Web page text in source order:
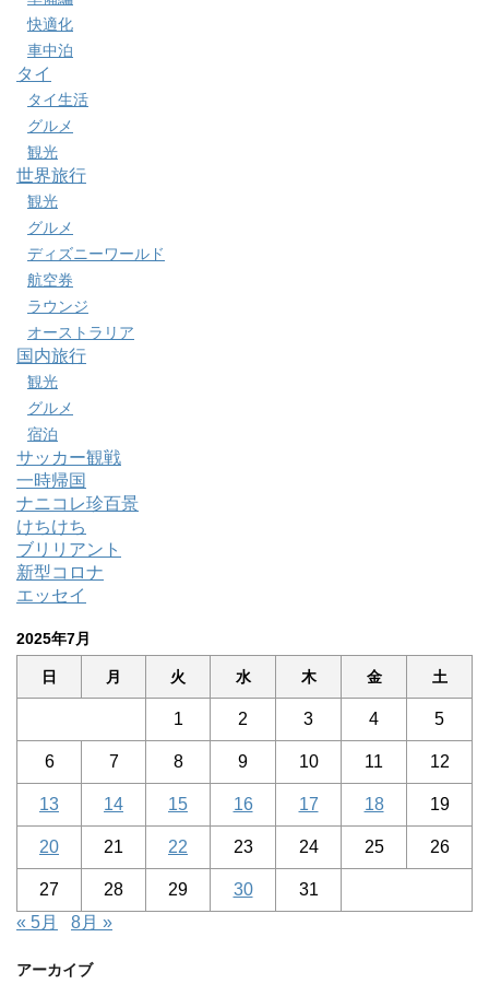
快適化
車中泊
タイ
タイ生活
グルメ
観光
世界旅行
観光
グルメ
ディズニーワールド
航空券
ラウンジ
オーストラリア
国内旅行
観光
グルメ
宿泊
サッカー観戦
一時帰国
ナニコレ珍百景
けちけち
ブリリアント
新型コロナ
エッセイ
2025年7月
日 月 火 水 木 金 土
1 2 3 4 5
6 7 8 9 10 11 12
13 14 15 16 17 18 19
20 21 22 23 24 25 26
27 28 29 30
31
« 5月
8月 »
アーカイブ